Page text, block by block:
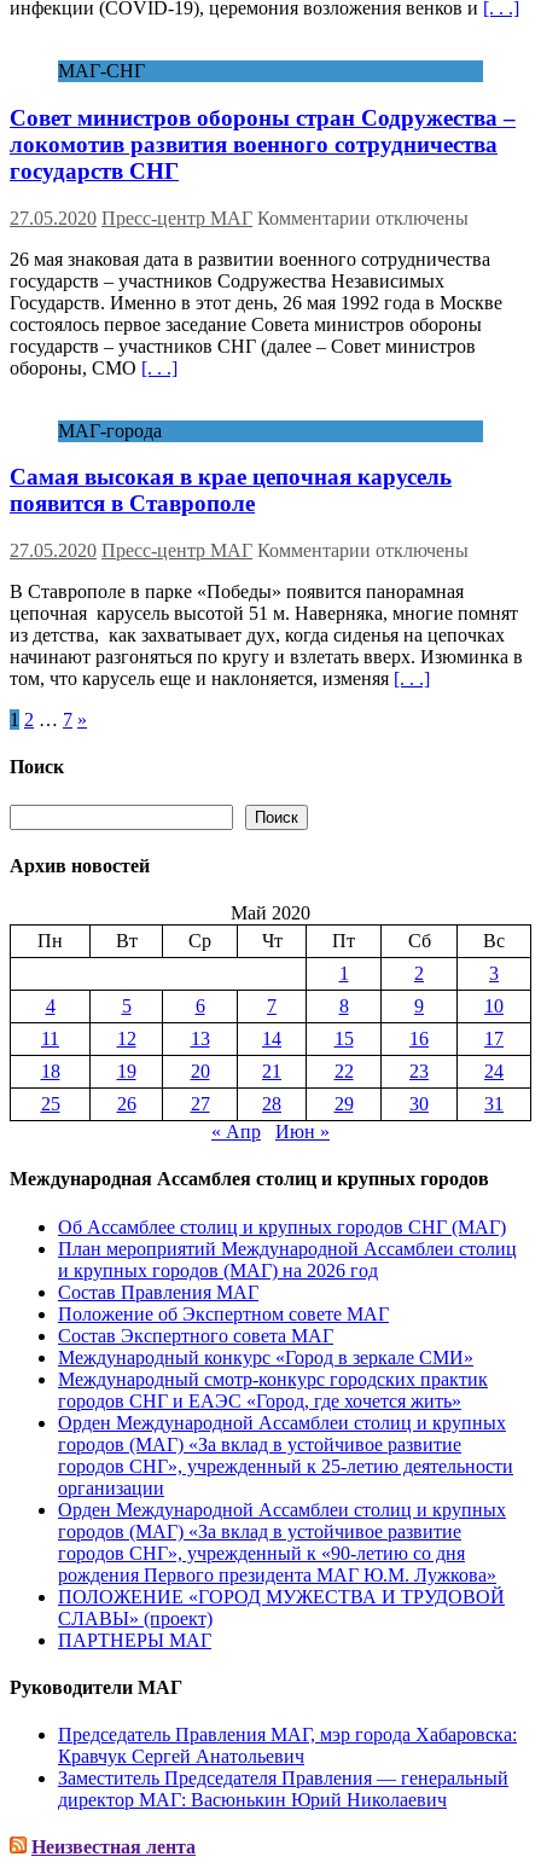
День
инфекции (COVID-19), церемония возложения венков и [. . .]
МАГ-СНГ
Совет министров обороны стран Содружества –
локомотив развития военного сотрудничества
государств СНГ
27.05.2020 Пресс-центр МАГ Комментарии к
Совет
министров
обороны
стран
Содружества
государств
отключены
26 мая знаковая дата в развитии военного сотрудничества
государств – участников Содружества Независимых
Государств. Именно в этот день, 26 мая 1992 года в Москве
состоялось первое заседание Совета министров обороны
государств – участников СНГ (далее – Совет министров
обороны, СМО [. . .]
МАГ-города
Самая высокая в крае цепочная карусель
появится в Ставрополе
27.05.2020 Пресс-центр МАГ Комментарии к
Самая
высокая
в
крае
цепочная
отключены
В Ставрополе в парке «Победы» появится панорамная
цепочная карусель высотой 51 м. Наверняка, многие помнят
из детства, как захватывает дух, когда сиденья на цепочках
начинают разгоняться по кругу и взлетать вверх. Изюминка в
том, что карусель еще и наклоняется, изменяя [. . .]
Пагинация
записей
1 2 … 7 »
Поиск
Поиск
Архив новостей
Май 2020
Пн
Вт Ср Чт Пт Сб
Вс
1
2
3
4
5 6 7 8 9
10
11
12 13 14 15 16
17
18
19 20 21 22 23
24
25
26 27 28 29 30
31
« Апр
Июн »
Международная Ассамблея столиц и крупных городов
Об Ассамблее столиц и крупных городов СНГ (МАГ)
План мероприятий Международной Ассамблеи столиц
и крупных городов (МАГ) на 2026 год
Состав Правления МАГ
Положение об Экспертном совете МАГ
Состав Экспертного совета МАГ
Международный конкурс «Город в зеркале СМИ»
Международный смотр-конкурс городских практик
городов СНГ и ЕАЭС «Город, где хочется жить»
Орден Международной Ассамблеи столиц и крупных
городов (МАГ) «За вклад в устойчивое развитие
городов СНГ», учрежденный к 25-летию деятельности
организации
Орден Международной Ассамблеи столиц и крупных
городов (МАГ) «За вклад в устойчивое развитие
городов СНГ», учрежденный к «90-летию со дня
рождения Первого президента МАГ Ю.М. Лужкова»
ПОЛОЖЕНИЕ «ГОРОД МУЖЕСТВА И ТРУДОВОЙ
СЛАВЫ» (проект)
ПАРТНЕРЫ МАГ
Руководители МАГ
Председатель Правления МАГ, мэр города Хабаровска:
Кравчук Сергей Анатольевич
Заместитель Председателя Правления — генеральный
директор МАГ: Васюнькин Юрий Николаевич
Неизвестная лента